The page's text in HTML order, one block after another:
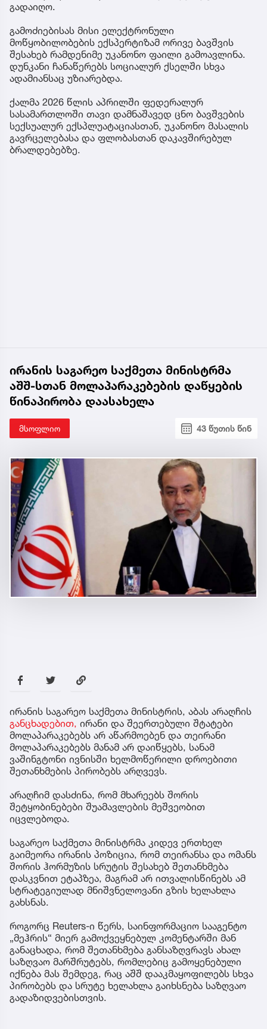
გადაიღო.
გამოძიებისას მისი ელექტრონული
მოწყობილობების ექსპერტიზამ ორივე ბავშვის
შესახებ რამდენიმე უკანონო ფაილი გამოავლინა.
დუნკანი ჩანაწერებს სოციალურ ქსელში სხვა
ადამიანსაც უზიარებდა.
ქალმა 2026 წლის აპრილში ფედერალურ
სასამართლოში თავი დამნაშავედ ცნო ბავშვების
სექსუალურ ექსპლუატაციასთან, უკანონო მასალის
გავრცელებასა და ფლობასთან დაკავშირებულ
ბრალდებებზე.
ირანის საგარეო საქმეთა მინისტრმა
აშშ-სთან მოლაპარაკებების დაწყების
წინაპირობა დაასახელა
მსოფლიო 43 წუთის წინ
ირანის საგარეო საქმეთა მინისტრის, აბას არაღჩის
განცხადებით, ირანი და შეერთებული შტატები
მოლაპარაკებებს არ აწარმოებენ და თეირანი
მოლაპარაკებებს მანამ არ დაიწყებს, სანამ
ვაშინგტონი ივნისში ხელმოწერილი დროებითი
შეთანხმების პირობებს არღვევს.
არაღჩიმ დასძინა, რომ მხარეებს შორის
შეტყობინებები შუამავლების მეშვეობით
იცვლებოდა.
საგარეო საქმეთა მინისტრმა კიდევ ერთხელ
გაიმეორა ირანის პოზიცია, რომ თეირანსა და ომანს
შორის ჰორმუზის სრუტის შესახებ შეთანხმება
დასკვნით ეტაპზეა, მაგრამ არ ითვალისწინებს ამ
სტრატეგიულად მნიშვნელოვანი გზის ხელახლა
გახსნას.
როგორც Reuters-ი წერს, საინფორმაციო სააგენტო
„მეჰრის“ მიერ გამოქვეყნებულ კომენტარში მან
განაცხადა, რომ შეთანხმება განსაზღვრავს ახალ
საზღვაო მარშრუტებს, რომლებიც გამოყენებული
იქნება მას შემდეგ, რაც აშშ დააკმაყოფილებს სხვა
პირობებს და სრუტე ხელახლა გაიხსნება საზღვაო
გადაზიდვებისთვის.